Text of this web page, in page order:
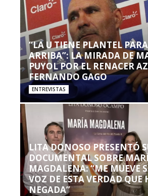
“LA U TIENE PLANTEL
ARRIBA”: LA MIRADA DE
PUYOL POR EL RENACER
FERNANDO GAGO
ENTREVISTAS
LITA DONOSO PRESENTÓ
DOCUMENTAL SOBRE
MAGDALENA: “ME MUEVE
VOZ DE ESTA VERDAD QUE
NEGADA”